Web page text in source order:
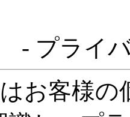
- プライ
お客様の